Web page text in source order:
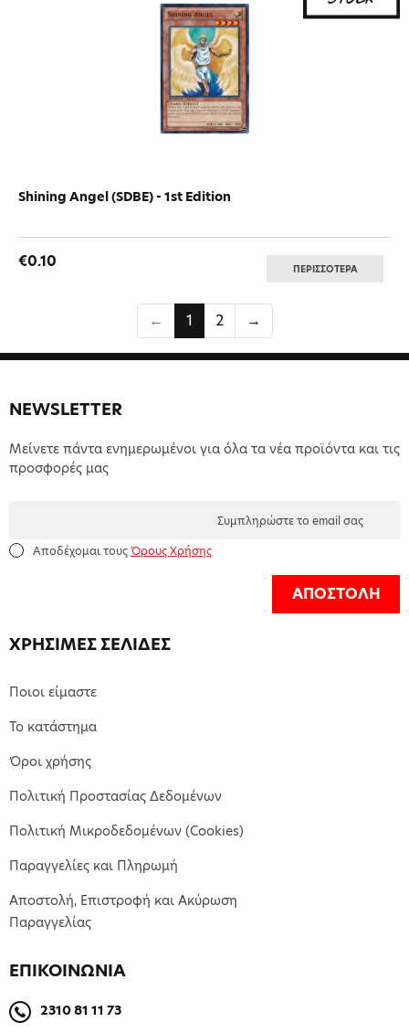
Shining Angel (SDBE) - 1st Edition
€0.10 ΠΕΡΙΣΣΟΤΕΡΑ
← 1 2 →
ΕΠΙΚΟΙΝΩΝΙΑ
2310 81 11 73
ΧΡΗΣΙΜΕΣ ΣΕΛΙΔΕΣ
Ποιοι είμαστε
Το κατάστημα
Όροι χρήσης
Πολιτική Προστασίας Δεδομένων
Πολιτική Μικροδεδομένων (Cookies)
Παραγγελίες και Πληρωμή
Αποστολή, Επιστροφή και Ακύρωση
Παραγγελίας
NEWSLETTER
Μείνετε πάντα ενημερωμένοι για όλα τα νέα προϊόντα και τις
προσφορές μας
Αποδέχομαι τουςΌρους Χρήσης
ΑΠΟΣΤΟΛΗ